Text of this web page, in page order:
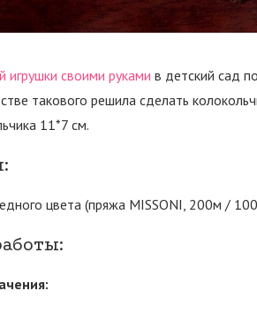
игрушки своими руками в детский сад
такового решила сделать
11*7 см.
цвета (пряжа MISSONI, 200м /